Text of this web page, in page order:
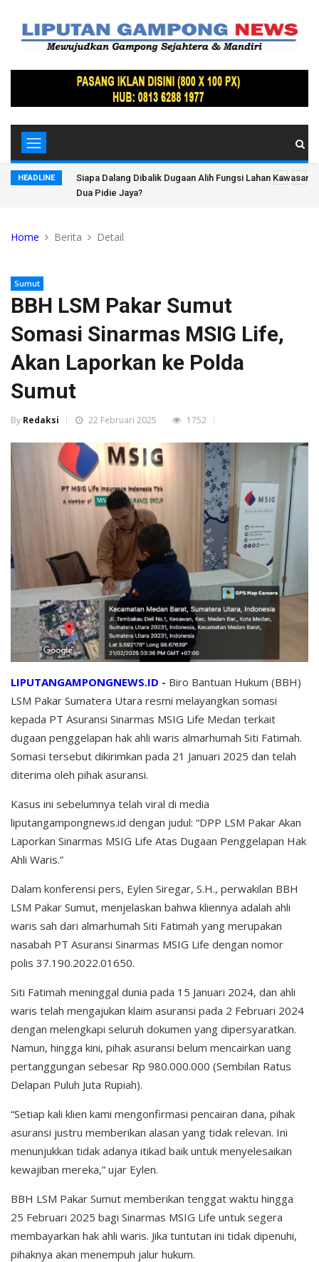
HEADLINE
Siapa Dalang Dibalik Dugaan Alih Fungsi Lahan Kawasan
Dua Pidie Jaya?
Home Berita Detail
Sumut
BBH LSM Pakar Sumut
Somasi Sinarmas MSIG Life,
Akan Laporkan ke Polda
Sumut
By Redaksi 22 Februari 2025 1752
LIPUTANGAMPONGNEWS.ID - Biro Bantuan Hukum (BBH)
LSM Pakar Sumatera Utara resmi melayangkan somasi
kepada PT Asuransi Sinarmas MSIG Life Medan terkait
dugaan penggelapan hak ahli waris almarhumah Siti Fatimah.
Somasi tersebut dikirimkan pada 21 Januari 2025 dan telah
diterima oleh pihak asuransi.
Kasus ini sebelumnya telah viral di media
liputangampongnews.id dengan judul: “DPP LSM Pakar Akan
Laporkan Sinarmas MSIG Life Atas Dugaan Penggelapan Hak
Ahli Waris.”
Dalam konferensi pers, Eylen Siregar, S.H., perwakilan BBH
LSM Pakar Sumut, menjelaskan bahwa kliennya adalah ahli
waris sah dari almarhumah Siti Fatimah yang merupakan
nasabah PT Asuransi Sinarmas MSIG Life dengan nomor
polis 37.190.2022.01650.
Siti Fatimah meninggal dunia pada 15 Januari 2024, dan ahli
waris telah mengajukan klaim asuransi pada 2 Februari 2024
dengan melengkapi seluruh dokumen yang dipersyaratkan.
Namun, hingga kini, pihak asuransi belum mencairkan uang
pertanggungan sebesar Rp 980.000.000 (Sembilan Ratus
Delapan Puluh Juta Rupiah).
“Setiap kali klien kami mengonfirmasi pencairan dana, pihak
asuransi justru memberikan alasan yang tidak relevan. Ini
menunjukkan tidak adanya itikad baik untuk menyelesaikan
kewajiban mereka,” ujar Eylen.
BBH LSM Pakar Sumut memberikan tenggat waktu hingga
25 Februari 2025 bagi Sinarmas MSIG Life untuk segera
membayarkan hak ahli waris. Jika tuntutan ini tidak dipenuhi,
pihaknya akan menempuh jalur hukum.